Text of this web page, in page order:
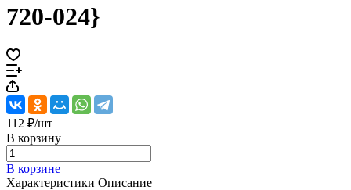
720-024}
112 ₽/шт
В корзину
В корзине
Характеристики Описание